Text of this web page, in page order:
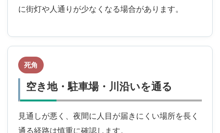
に街灯や人通りが少なくなる場合があります。
死角
空き地・駐車場・川沿いを通る
見通しが悪く、夜間に人目が届きにくい場所を長く
通る経路は慎重に確認します。